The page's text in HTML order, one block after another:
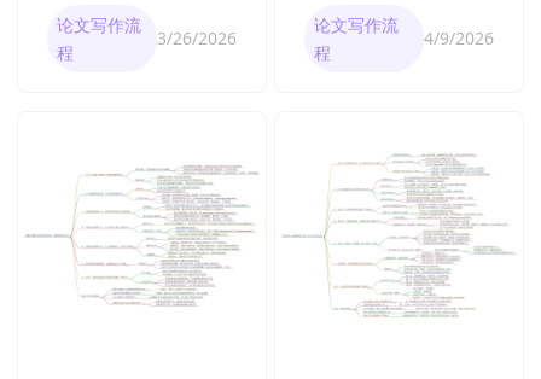
论文写作流
程
3/26/2026
论文写作流
程
4/9/2026